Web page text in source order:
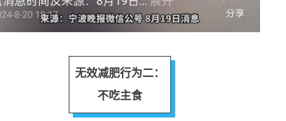
无效减肥行为二：
不吃主食